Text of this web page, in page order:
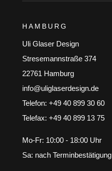
HAMBURG
Uli Glaser Design
Stresemannstraße 374
22761 Hamburg
info@uliglaserdesign.de
Telefon: +49 40 899 30 60
Telefax: +49 40 899 13 75
Mo-Fr: 10:00 - 18:00 Uhr
Sa: nach Terminbestätigung